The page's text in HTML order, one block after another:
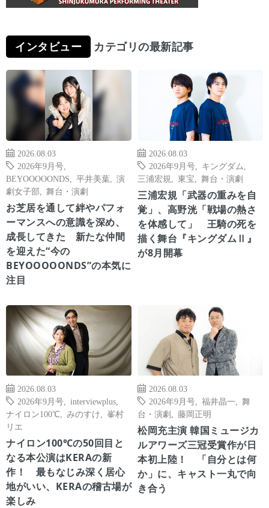
インタビュー カテゴリの最新記事
2026.08.03
2026年9月号
BEYOOOOONDS
平井美葉
演
劇女子部
舞台・演劇
お芝居を通して絆やパフォ
ーマンスへの意識を深め、
成長してきた 新たな仲間
を迎えた“今の
BEYOOOOONDS”の本気に
注目
2026.08.03
2026年9月号
キングダム
三浦宏規
東宝 舞台・演劇
三浦宏規「武器の重みを自
覚」、高野洸「戦場の熱さ
を体感して」 王騎の死を
描く舞台『キングダムⅡ』
が8月開幕
2026.08.03
2026年9月号
interviewplus
ナイロン100℃
みのすけ
峯村
リエ
ナイロン100℃の50回目と
なる本公演はKERAの新
作！ 最もなじみ深く居心
地がいい、KERAの稽古場が
楽しみ
2026.08.03
2026年9月号
福井晶一
舞
台・演劇
藤岡正明
松岡充主演 韓国ミュージカ
ルアワーズ三冠受賞作が日
本初上陸！ 「自分とは何
か」に、キャスト一丸で向
き合う